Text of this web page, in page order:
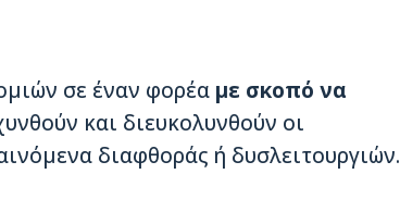
σε έναν φορέα με σκοπό να
και διευκολυνθούν οι
διαφθοράς ή δυσλειτουργιών.